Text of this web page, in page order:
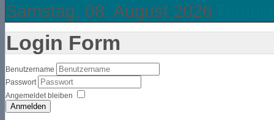
Samstag, 08. August 2026
Login Form
Benutzername
Passwort
Angemeldet bleiben
Anmelden